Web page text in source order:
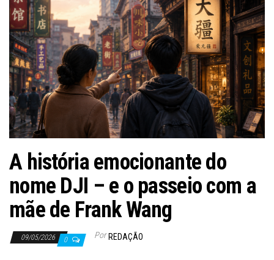
o
A história emocionante do
nome DJI – e o passeio com a
mãe de Frank Wang
09/05/2026 0 Por REDAÇÃO